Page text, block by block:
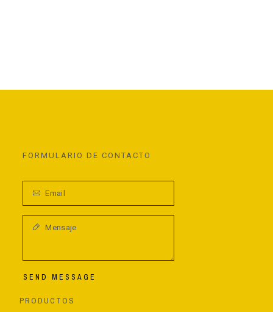
FORMULARIO DE CONTACTO
SEND MESSAGE
PRODUCTOS